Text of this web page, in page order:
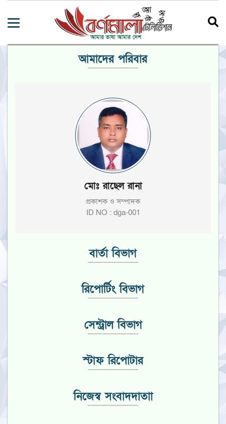
আমাদের পরিবার
মোঃ রাছেল রানা
প্রকাশক ও সম্পাদক
ID NO : dga-001
বার্তা বিভাগ
রিপোর্টিং বিভাগ
সেন্ট্রাল বিভাগ
স্টাফ রিপোটার
নিজেস্ব সংবাদদাতাা